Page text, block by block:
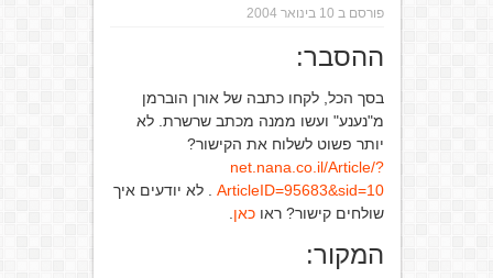
פורסם ב 10 בינואר 2004
ההסבר:
בסך הכל, לקחו כתבה של אורן הוברמן
מ"נענע" ועשו ממנה מכתב שרשרת. לא
יותר פשוט לשלוח את הקישור?
net.nana.co.il/Article/?
ArticleID=95683&sid=10
. לא יודעים איך
שולחים קישור? ראוכאן
המקור: